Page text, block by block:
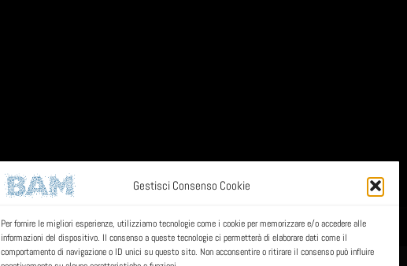
Gestisci Consenso Cookie
Per fornire le migliori esperienze, utilizziamo tecnologie come i cookie per memorizzare e/o accedere alle
informazioni del dispositivo. Il consenso a queste tecnologie ci permetterà di elaborare dati come il
comportamento di navigazione o ID unici su questo sito. Non acconsentire o ritirare il consenso può influire